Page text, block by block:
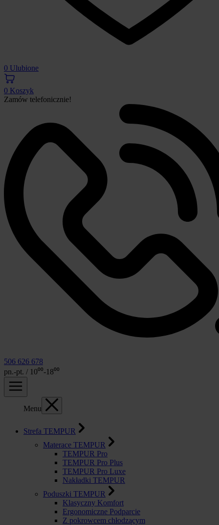
0 Ulubione
0 Koszyk
Zamów telefonicznie!
506 626 678
pn.-pt. / 10⁰⁰-18⁰⁰
Menu
Strefa TEMPUR
Materace TEMPUR
TEMPUR Pro
TEMPUR Pro Plus
TEMPUR Pro Luxe
Nakładki TEMPUR
Poduszki TEMPUR
Klasyczny Komfort
Ergonomiczne Podparcie
Z pokrowcem chłodzącym